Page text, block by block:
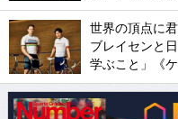
世界の頂点に
ブレイセンと
学ぶこと」《